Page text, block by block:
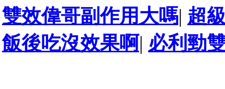
雙效偉哥副作用大嗎| 超
飯後吃沒效果啊| 必利勁